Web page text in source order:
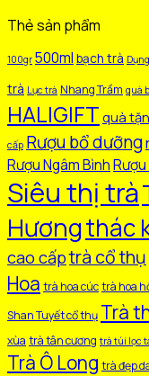
Thẻ sản phẩm
100gr 500ml bạch trà
trà Lục trà Nhang Trầm quà
HALIGIFT quà
cấp Rượu bổ dưỡng
Rượu Ngâm Bình
Siêu thị trà
Hươngthác
cao cấptrà cổ thụ
Hoa trà hoa cúctrà hoa
Shan Tuyết cổ thụ Trà
xùa trà tân cương trà túi lọc
Trà Ô Long trà đẹp